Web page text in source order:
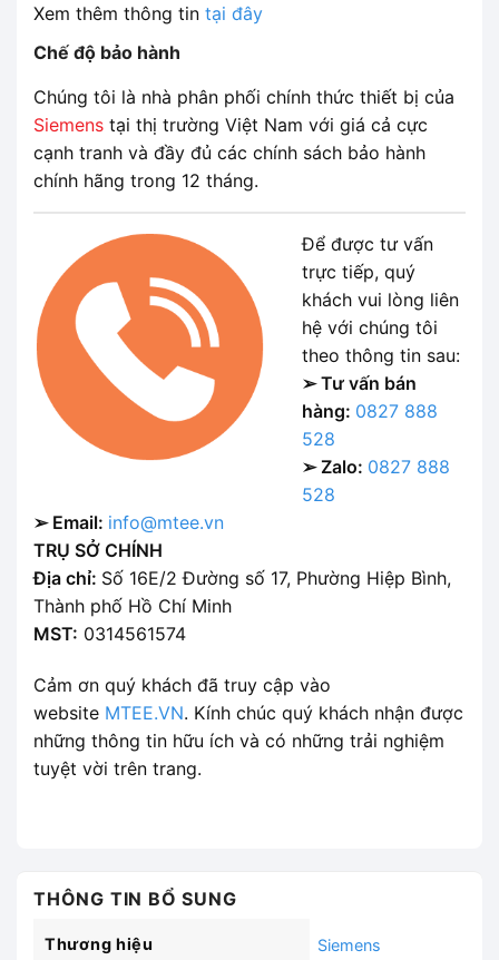
Xem thêm thông tin tại đây
Chế độ bảo hành
Chúng tôi là nhà phân phối chính thức thiết bị của
Siemens tại thị trường Việt Nam với giá cả cực
cạnh tranh và đầy đủ các chính sách bảo hành
chính hãng trong 12 tháng.
Để được tư vấn
trực tiếp, quý
khách vui lòng liên
hệ với chúng tôi
theo thông tin sau:
➢ Tư vấn bán
hàng: 0827 888
528
➢ Zalo: 0827 888
528
➢ Email: info@mtee.vn
TRỤ SỞ CHÍNH
Địa chỉ: Số 16E/2 Đường số 17, Phường Hiệp Bình,
Thành phố Hồ Chí Minh
MST: 0314561574
Cảm ơn quý khách đã truy cập vào
website MTEE.VN. Kính chúc quý khách nhận được
những thông tin hữu ích và có những trải nghiệm
tuyệt vời trên trang.
THÔNG TIN BỔ SUNG
Thương hiệu Siemens